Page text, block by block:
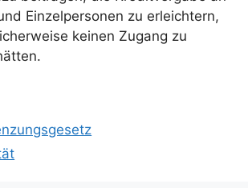
Einzelpersonen zu erleichtern,
keinen Zugang zu